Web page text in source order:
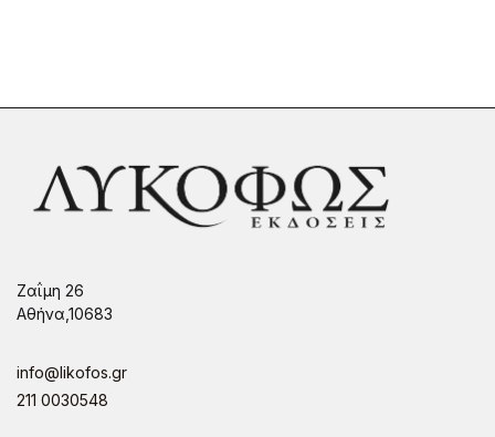
Ζαΐμη 26
Αθήνα,10683
info@likofos.gr
211 0030548